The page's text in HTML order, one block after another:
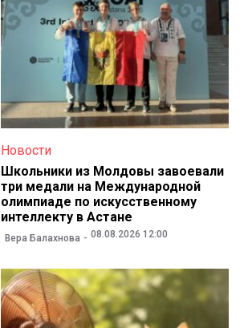
Новости
Школьники из Молдовы завоевали
три медали на Международной
олимпиаде по искусственному
интеллекту в Астане
Вера Балахнова 08.08.2026 12:00